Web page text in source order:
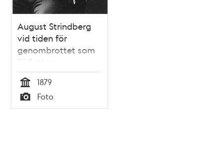
August Strindberg
vid tiden för
genombrottet som
författare
Tid
1879
Typ
Foto